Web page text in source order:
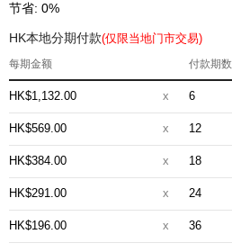
节省: 0%
HK本地分期付款(仅限当地门市交易)
每期金额 付款期数
HK$1,132.00 x 6
HK$569.00 x 12
HK$384.00 x 18
HK$291.00 x 24
HK$196.00 x 36